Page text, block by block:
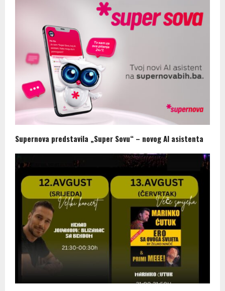
Supernova predstavila „Super Sovu“ – novog AI asistenta